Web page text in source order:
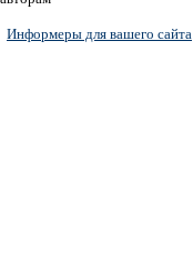
Информеры для вашего сайта